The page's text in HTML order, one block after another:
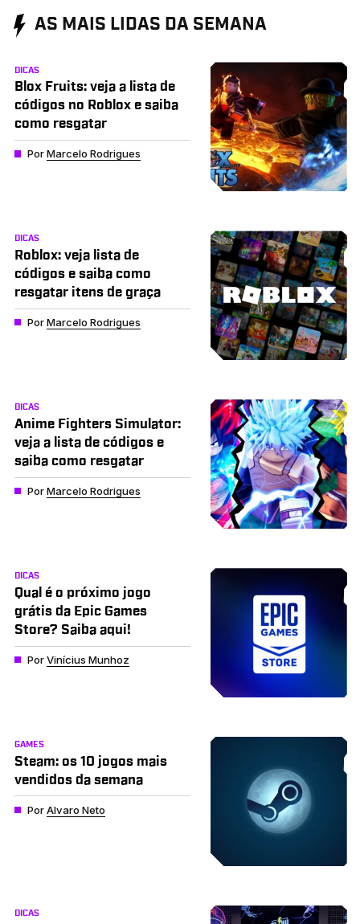
AS MAIS LIDAS DA SEMANA
DICAS
Blox Fruits: veja a lista de
códigos no Roblox e saiba
como resgatar
PorMarcelo Rodrigues
DICAS
Roblox: veja lista de
códigos e saiba como
resgatar itens de graça
PorMarcelo Rodrigues
DICAS
Anime Fighters Simulator:
veja a lista de códigos e
saiba como resgatar
PorMarcelo Rodrigues
DICAS
Qual é o próximo jogo
grátis da Epic Games
Store? Saiba aqui!
PorVinícius Munhoz
GAMES
Steam: os 10 jogos mais
vendidos da semana
PorAlvaro Neto
DICAS